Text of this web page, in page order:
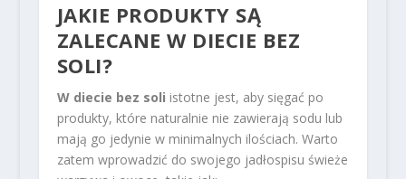
JAKIE PRODUKTY SĄ
ZALECANE W DIECIE BEZ
SOLI?
W diecie bez soli istotne jest, aby sięgać po
produkty, które naturalnie nie zawierają sodu lub
mają go jedynie w minimalnych ilościach. Warto
zatem wprowadzić do swojego jadłospisu świeże